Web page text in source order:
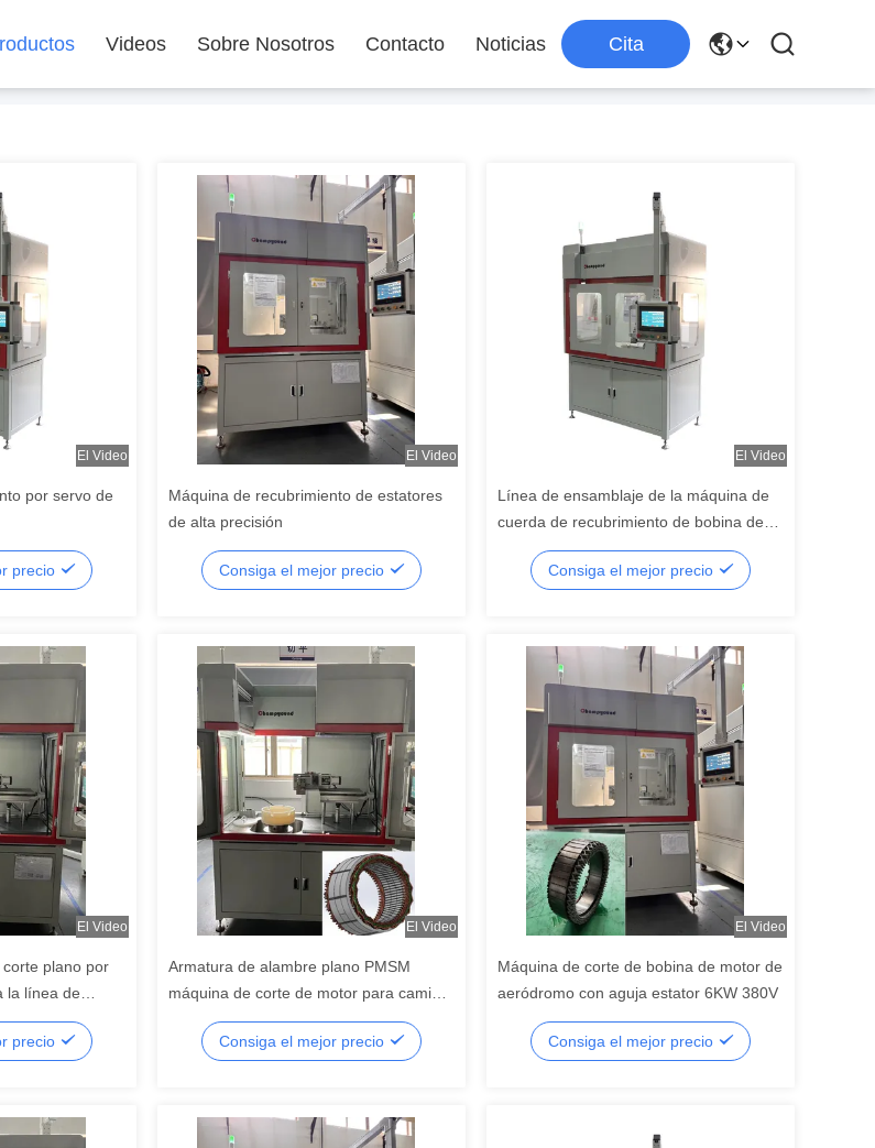
Videos Sobre Nosotros Contacto Noticias Cita
El Video
por servo de
precio
El Video
Máquina de recubrimiento de estatores
de alta precisión
Consiga el mejor precio
El Video
Línea de ensamblaje de la máquina de
cuerda de recubrimiento de bobina de
estator de corte plano controlada por
servo
Consiga el mejor precio
El Video
plano por
la línea de
estator
precio
El Video
Armatura de alambre plano PMSM
máquina de corte de motor para camión
estator personalizado
Consiga el mejor precio
El Video
Máquina de corte de bobina de motor de
aeródromo con aguja estator 6KW 380V
Consiga el mejor precio